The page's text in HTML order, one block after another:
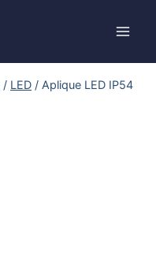
/ LED / Aplique LED IP54